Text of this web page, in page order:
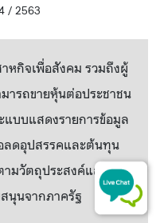
/ 2563
หกิจเพื่อสังคม รวมถึงผู้
ารถขายหุ้นต่อประชาชน
บบแสดงรายการข้อมูล
ลดอุปสรรคและต้นทุน
ามวัตถุประสงค์และเป็น
นุนจากภาครัฐ